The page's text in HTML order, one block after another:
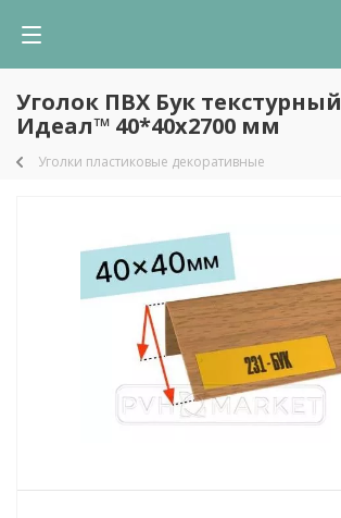
Уголок ПВХ Бук текстурный
Идеал™ 40*40х2700 мм
Уголки пластиковые декоративные